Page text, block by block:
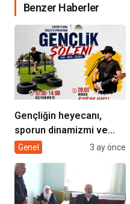
Benzer Haberler
Gençliğin heyecanı,
sporun dinamizmi ve
müziğin coşkusu
geliyor!
Genel 3 ay önce